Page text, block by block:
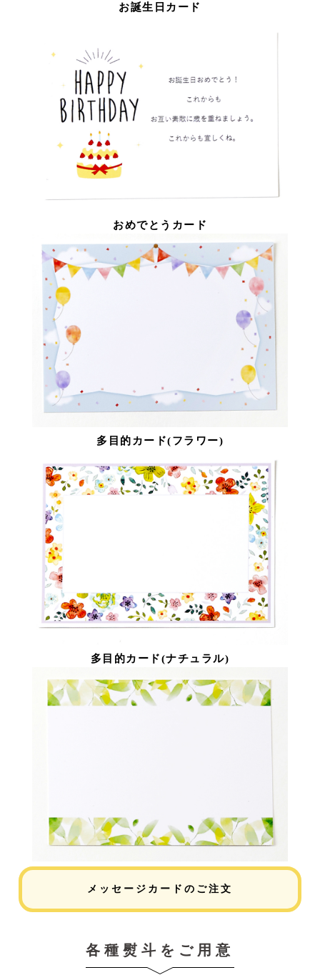
お誕生日カード
おめでとうカード
多目的カード(フラワー)
多目的カード(ナチュラル)
メッセージカードのご注文
各種熨斗をご用意